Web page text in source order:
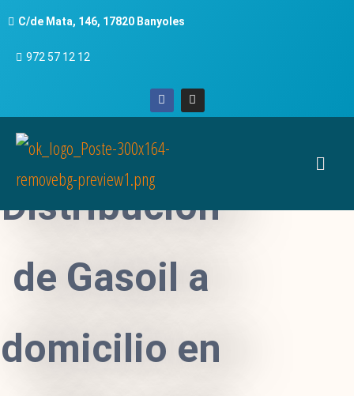
C/de Mata, 146, 17820 Banyoles
972 57 12 12
Distribución
de Gasoil a
domicilio en